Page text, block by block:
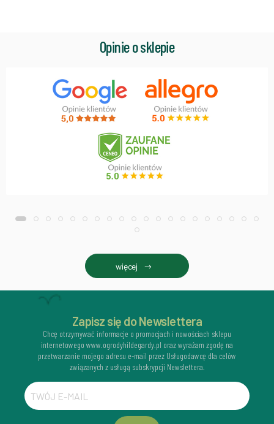
Opinie o sklepie
więcej
Zapisz się do Newslettera
Chcę otrzymywać informacje o promocjach i nowościach sklepu
internetowego www.ogrodyhildegardy.pl oraz wyrażam zgodę na
przetwarzanie mojego adresu e-mail przez Usługodawcę dla celów
związanych z usługą subskrypcji Newslettera.